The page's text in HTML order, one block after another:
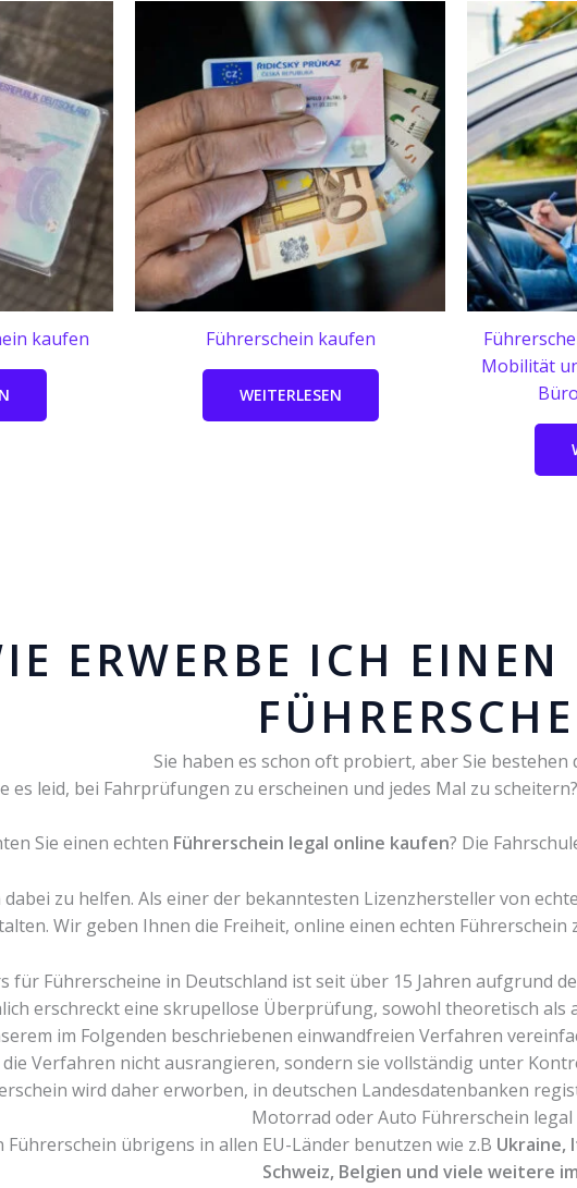
kaufen Führerschein kaufen
WEITERLESEN
Mobilität
ERWERBE ICH EINEN
Sie haben es schon oft probiert, aber Sie bestehen
es leid, bei Fahrprüfungen zu erscheinen und jedes Mal zu
Sie einen echten Führerschein legal online kaufen? Die
zu helfen. Als einer der bekanntesten Lizenzhersteller von
Wir geben Ihnen die Freiheit, online einen echten
für Führerscheine in Deutschland ist seit über 15 Jahren aufgrund
erschreckt eine skrupellose Überprüfung, sowohl theoretisch
im Folgenden beschriebenen einwandfreien Verfahren
Verfahren nicht ausrangieren, sondern sie vollständig unter
wird daher erworben, in deutschen Landesdatenbanken
Motorrad oder Auto Führerschein legal
übrigens in allen EU-Länder benutzen wie z.B Ukraine,
Schweiz, Belgien und viele weitere